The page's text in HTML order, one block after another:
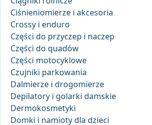
Ciśnieniomierze i akcesoria
Crossy i enduro
Części do przyczep i naczep
Części do quadów
Części motocyklowe
Czujniki parkowania
Dalmierze i drogomierze
Depilatory i golarki damskie
Dermokosmetyki
Domki i namioty dla dzieci